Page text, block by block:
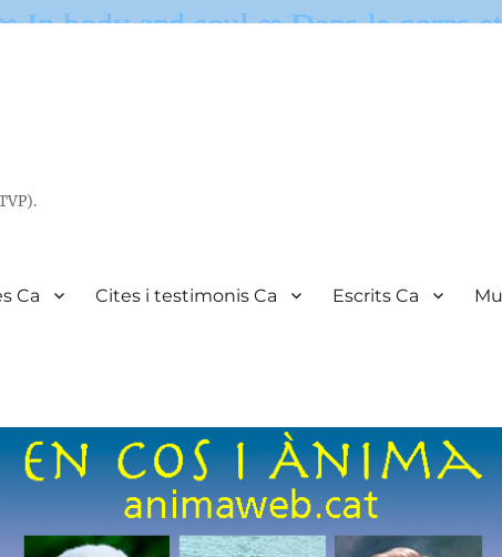
Ca Cites i testimonis Ca Escrits Ca